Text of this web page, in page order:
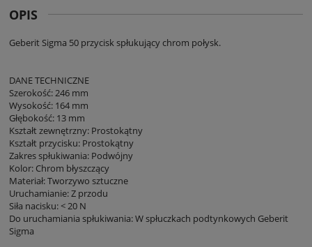
OPIS
Geberit Sigma 50 przycisk spłukujący chrom połysk.
DANE TECHNICZNE
Szerokość: 246 mm
Wysokość: 164 mm
Głębokość: 13 mm
Kształt zewnętrzny: Prostokątny
Kształt przycisku: Prostokątny
Zakres spłukiwania: Podwójny
Kolor: Chrom błyszczący
Materiał: Tworzywo sztuczne
Uruchamianie: Z przodu
Siła nacisku: < 20 N
Do uruchamiania spłukiwania: W spłuczkach podtynkowych Geberit
Sigma